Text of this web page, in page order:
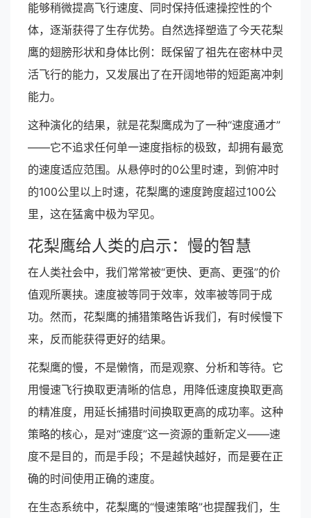
能够稍微提高飞行速度、同时保持低速操控性的个
体，逐渐获得了生存优势。自然选择塑造了今天花梨
鹰的翅膀形状和身体比例：既保留了祖先在密林中灵
活飞行的能力，又发展出了在开阔地带的短距离冲刺
能力。
这种演化的结果，就是花梨鹰成为了一种“速度通才”
——它不追求任何单一速度指标的极致，却拥有最宽
的速度适应范围。从悬停时的0公里时速，到俯冲时
的100公里以上时速，花梨鹰的速度跨度超过100公
里，这在猛禽中极为罕见。
花梨鹰给人类的启示：慢的智慧
在人类社会中，我们常常被“更快、更高、更强”的价
值观所裹挟。速度被等同于效率，效率被等同于成
功。然而，花梨鹰的捕猎策略告诉我们，有时候慢下
来，反而能获得更好的结果。
花梨鹰的慢，不是懒惰，而是观察、分析和等待。它
用慢速飞行换取更清晰的信息，用降低速度换取更高
的精准度，用延长捕猎时间换取更高的成功率。这种
策略的核心，是对“速度”这一资源的重新定义——速
度不是目的，而是手段；不是越快越好，而是要在正
确的时间使用正确的速度。
在生态系统中，花梨鹰的“慢速策略”也提醒我们，生